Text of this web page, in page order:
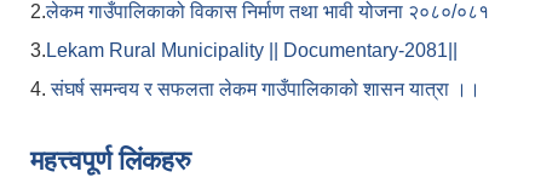
2.लेकम गाउँपालिकाको विकास निर्माण तथा भावी योजना २०८०/०८१
3. Lekam Rural Municipality || Documentary-2081||
4.संघर्ष समन्वय र सफलता लेकम गाउँपालिकाको शासन यात्रा ।।
महत्त्वपूर्ण लिंकहरु